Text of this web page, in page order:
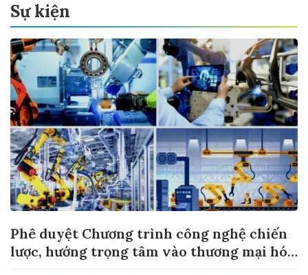
Sự kiện
Phê duyệt Chương trình công nghệ chiến
lược, hướng trọng tâm vào thương mại hóa